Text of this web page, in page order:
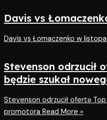
Davis vs
Davis vs Łomaczenko w
Stevenson odrzucił
będzie szukał
Stevenson odrzucił ofertę Top
promotora Read More »